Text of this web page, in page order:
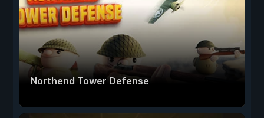
Northend Tower Defense